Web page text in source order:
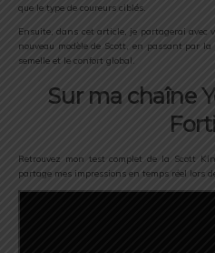
que le type de coureurs ciblés.
Ensuite, dans cet article, je partagerai avec
nouveau modèle de Scott, en passant par
semelle et le confort global.
Sur ma chaîne
Retrouvez mon test complet de la Scott
partage mes impressions en temps réel lors